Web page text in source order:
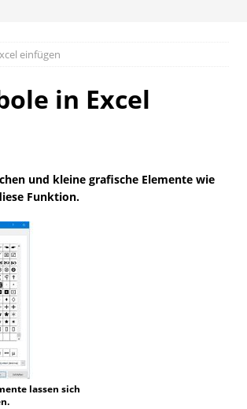
einfügen
in Excel
und kleine grafische Elemente wie
Funktion.
lassen sich